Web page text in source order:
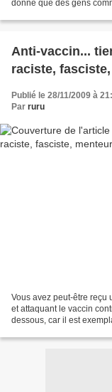
donné que des gens
Anti-vaccin...
raciste,
Publié le 28/11/2009 à
Par ruru
Vous avez peut-être reçu
et attaquant le vaccin
dessous, car il est